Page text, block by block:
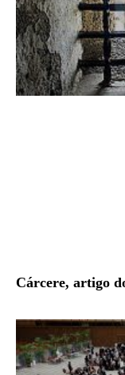
Cárcere, artigo